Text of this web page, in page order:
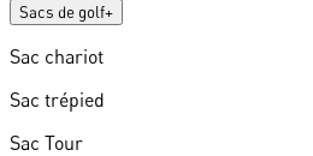
Sacs de golf+
Sac chariot
Sac trépied
Sac Tour